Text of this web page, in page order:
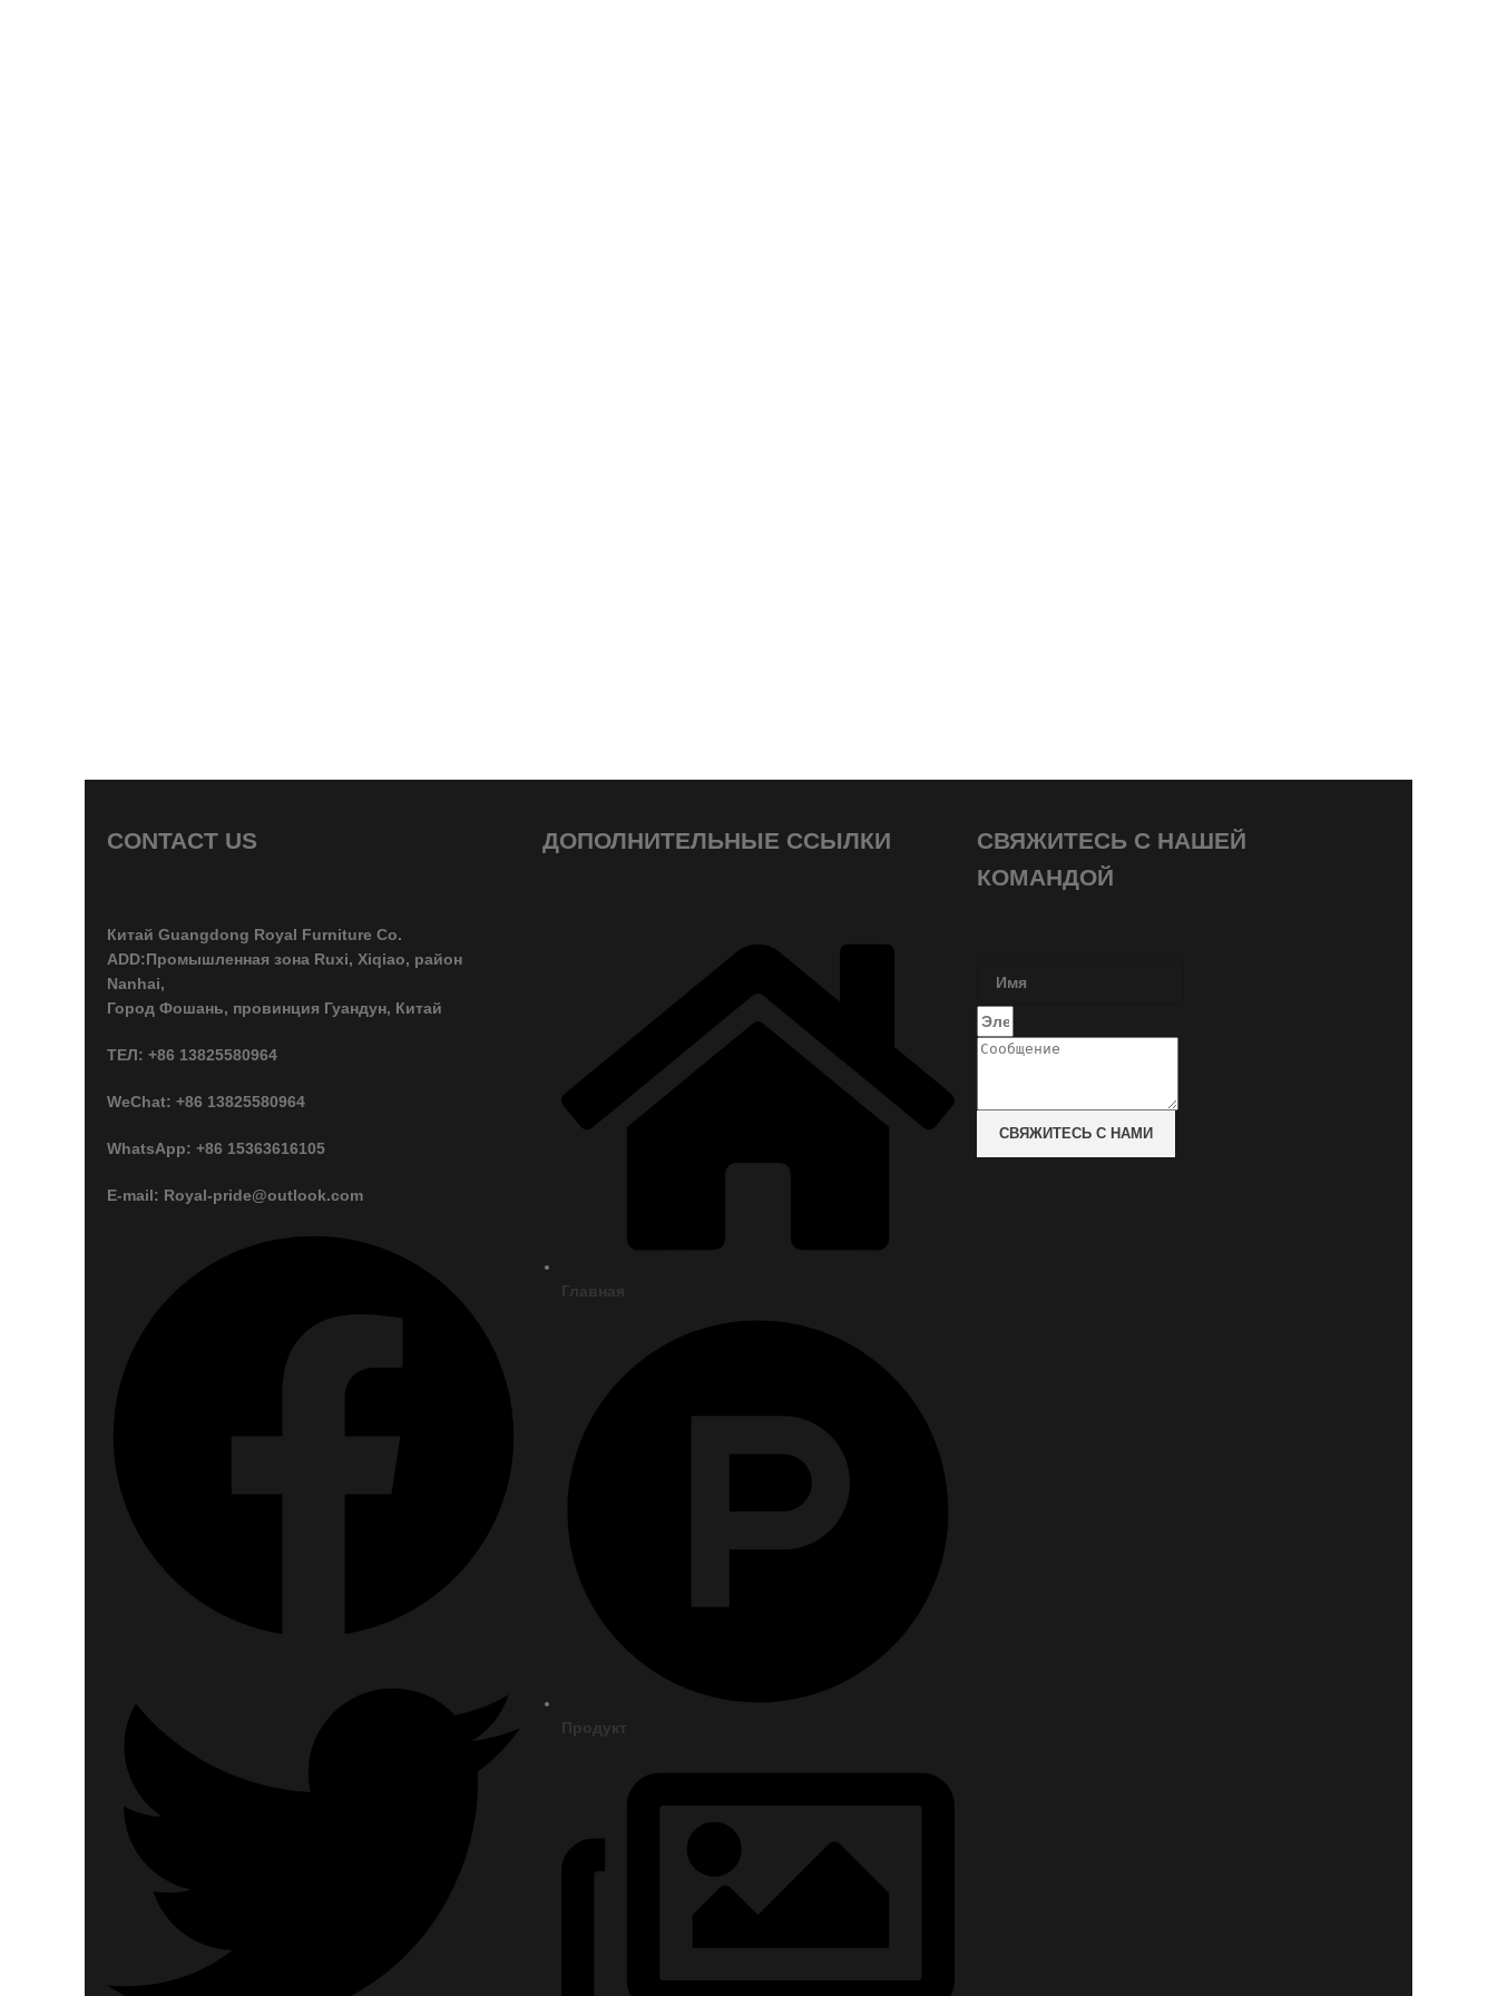
CONTACT US
Китай Guangdong Royal Furniture Co.
ADD:Промышленная зона Ruxi, Xiqiao, район
Nanhai,
Город Фошань, провинция Гуандун, Китай
ТЕЛ: +86 13825580964
WeChat: +86 13825580964
WhatsApp: +86 15363616105
E-mail: Royal-pride@outlook.com
ДОПОЛНИТЕЛЬНЫЕ ССЫЛКИ
Главная
Продукт
СВЯЖИТЕСЬ С НАШЕЙ
КОМАНДОЙ
СВЯЖИТЕСЬ С НАМИ